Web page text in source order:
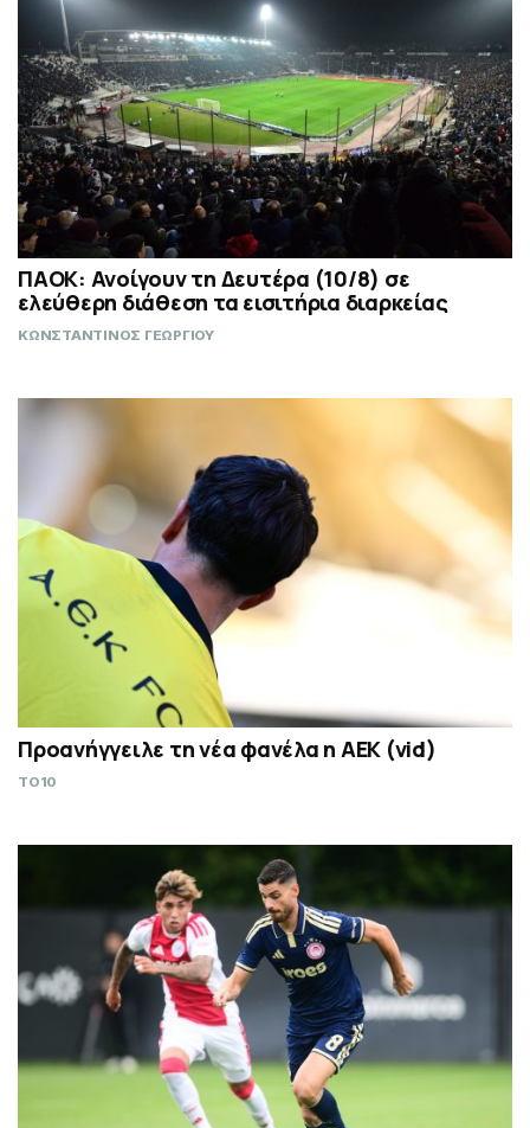
ΠΑΟΚ: Ανοίγουν τη Δευτέρα (10/8) σε
ελεύθερη διάθεση τα εισιτήρια διαρκείας
ΚΩΝΣΤΑΝΤΙΝΟΣ ΓΕΩΡΓΙΟΥ
Προανήγγειλε τη νέα φανέλα η ΑΕΚ (vid)
TO10